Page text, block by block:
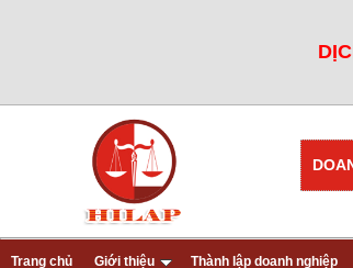
Trang chủ Giới thiệu Thành lập doanh nghiệp